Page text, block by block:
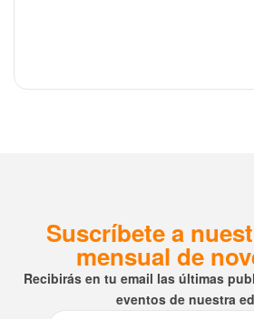
Suscríbete a
mensual de
Recibirás en tu email las últimas
eventos de nuestra